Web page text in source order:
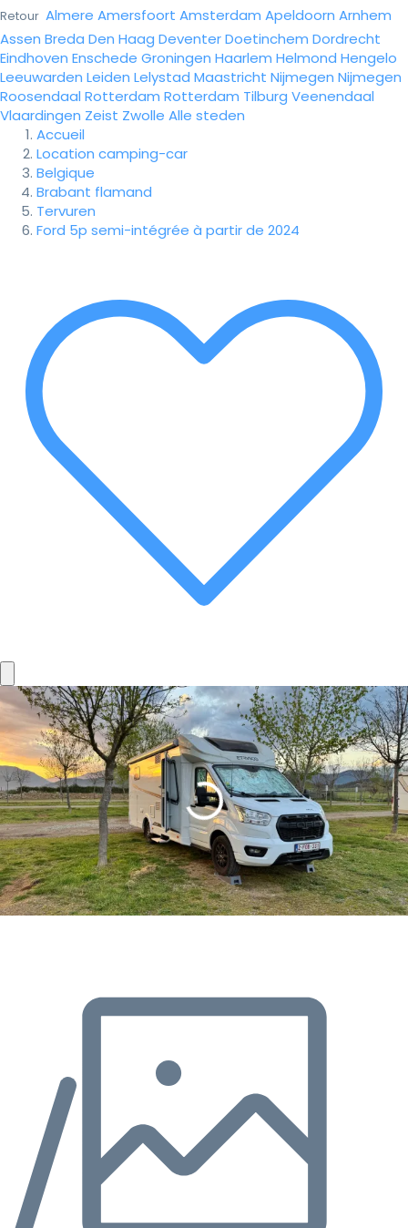
Retour Almere Amersfoort Amsterdam Apeldoorn Arnhem
Assen Breda Den Haag DeventerDoetinchem Dordrecht
Eindhoven Enschede Groningen Haarlem Helmond Hengelo
Leeuwarden Leiden Lelystad Maastricht Nijmegen Nijmegen
Roosendaal Rotterdam Rotterdam Tilburg Veenendaal
Vlaardingen Zeist Zwolle Alle steden
Accueil
Location camping-car
Belgique
Brabant flamand
Tervuren
Ford 5p semi-intégrée à partir de 2024